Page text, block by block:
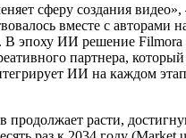
сферу создания
вместе с авторами
В эпоху ИИ решение
партнера,
ИИ на каждом
продолжает расти,